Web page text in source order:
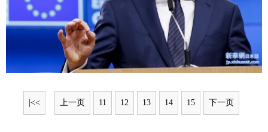
|<< 上一页 11 12 13 14 15 下一页